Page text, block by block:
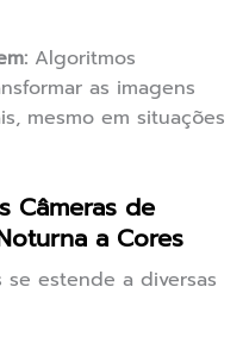
Algoritmos
as imagens
mesmo em situações
Câmeras de
a Cores
se estende a diversas